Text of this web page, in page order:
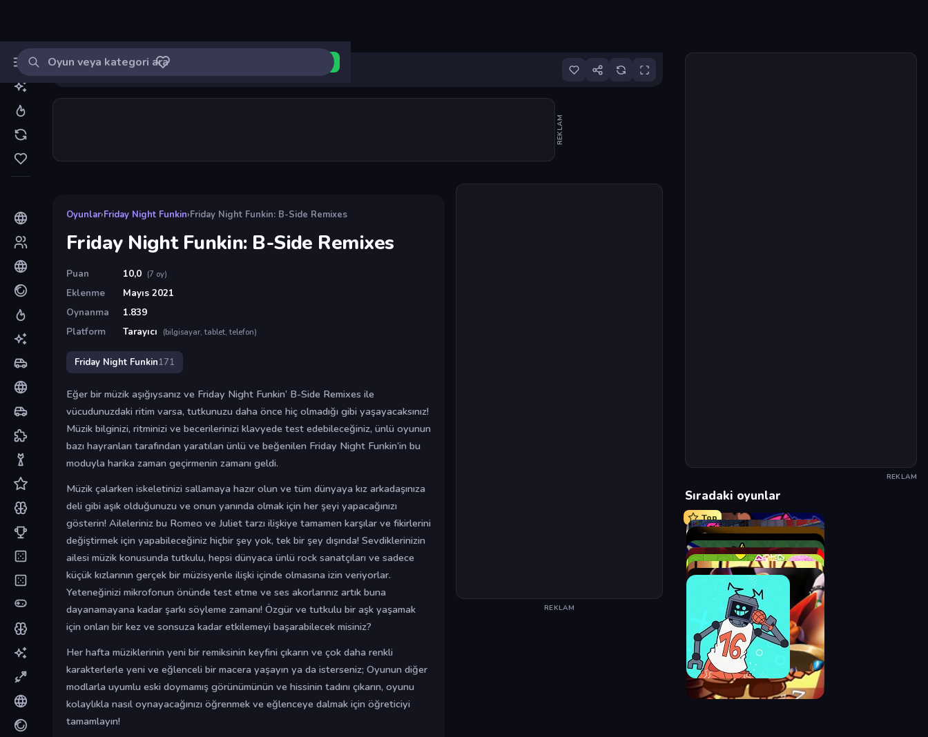
MinikOyuncu
Oyun ara
Oyunu başlat
Friday Night Funkin: B-Side Remixes
REKLAM
REKLAM
Sıradaki oyunlar
Top
Oyunlar›Friday Night Funkin›Friday Night Funkin: B-Side Remixes
Friday Night Funkin: B-Side Remixes
Puan 10,0 (7 oy)
Eklenme
Mayıs 2021
Oynanma
1.839
Platform
Tarayıcı (bilgisayar, tablet, telefon)
Friday Night Funkin171
Eğer bir müzik aşığıysanız ve Friday Night Funkin’ B-Side Remixes ile
vücudunuzdaki ritim varsa, tutkunuzu daha önce hiç olmadığı gibi yaşayacaksınız!
Müzik bilginizi, ritminizi ve becerilerinizi klavyede test edebileceğiniz, ünlü oyunun
bazı hayranları tarafından yaratılan ünlü ve beğenilen Friday Night Funkin’in bu
moduyla harika zaman geçirmenin zamanı geldi.
Müzik çalarken iskeletinizi sallamaya hazır olun ve tüm dünyaya kız arkadaşınıza
deli gibi aşık olduğunuzu ve onun yanında olmak için her şeyi yapacağınızı
gösterin! Aileleriniz bu Romeo ve Juliet tarzı ilişkiye tamamen karşılar ve fikirlerini
değiştirmek için yapabileceğiniz hiçbir şey yok, tek bir şey dışında! Sevdiklerinizin
ailesi müzik konusunda tutkulu, hepsi dünyaca ünlü rock sanatçıları ve sadece
küçük kızlarının gerçek bir müzisyenle ilişki içinde olmasına izin veriyorlar.
Yeteneğinizi mikrofonun önünde test etme ve ses akorlarınız artık buna
dayanamayana kadar şarkı söyleme zamanı! Özgür ve tutkulu bir aşk yaşamak
için onları bir kez ve sonsuza kadar etkilemeyi başarabilecek misiniz?
Her hafta müziklerinin yeni bir remiksinin keyfini çıkarın ve çok daha renkli
karakterlerle yeni ve eğlenceli bir macera yaşayın ya da isterseniz; Oyunun diğer
modlarla uyumlu eski doymamış görünümünün ve hissinin tadını çıkarın, oyunu
kolaylıkla nasıl oynayacağınızı öğrenmek ve eğlenceye dalmak için öğreticiyi
tamamlayın!
REKLAM